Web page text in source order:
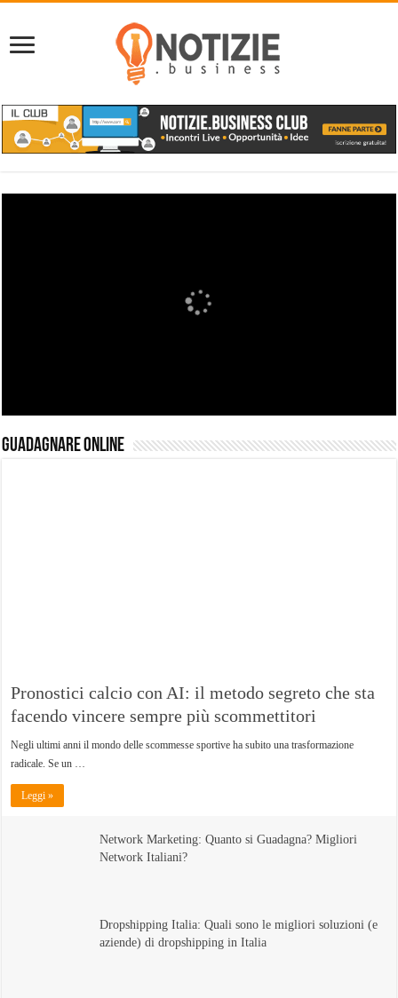
Guadagnare Online
Pronostici calcio con AI: il metodo segreto che sta
facendo vincere sempre più scommettitori
Negli ultimi anni il mondo delle scommesse sportive ha subito una trasformazione
radicale. Se un …
Leggi »
Network Marketing: Quanto si Guadagna? Migliori
Network Italiani?
Dropshipping Italia: Quali sono le migliori soluzioni (e
aziende) di dropshipping in Italia